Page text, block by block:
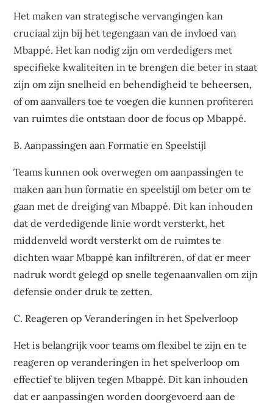
Het maken van strategische vervangingen kan
cruciaal zijn bij het tegengaan van de invloed van
Mbappé. Het kan nodig zijn om verdedigers met
specifieke kwaliteiten in te brengen die beter in staat
zijn om zijn snelheid en behendigheid te beheersen,
of om aanvallers toe te voegen die kunnen profiteren
van ruimtes die ontstaan door de focus op Mbappé.
B. Aanpassingen aan Formatie en Speelstijl
Teams kunnen ook overwegen om aanpassingen te
maken aan hun formatie en speelstijl om beter om te
gaan met de dreiging van Mbappé. Dit kan inhouden
dat de verdedigende linie wordt versterkt, het
middenveld wordt versterkt om de ruimtes te
dichten waar Mbappé kan infiltreren, of dat er meer
nadruk wordt gelegd op snelle tegenaanvallen om zijn
defensie onder druk te zetten.
C. Reageren op Veranderingen in het Spelverloop
Het is belangrijk voor teams om flexibel te zijn en te
reageren op veranderingen in het spelverloop om
effectief te blijven tegen Mbappé. Dit kan inhouden
dat er aanpassingen worden doorgevoerd aan de